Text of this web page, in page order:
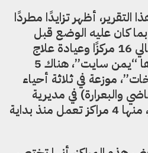
التقرير، أظهر تزايدًا مطردًا
كان عليه الوضع قبل
اندلاع الحرب. فمن إجمالي 16 مركزًا وعيادة علاج
بالقرآن والأعشاب رصدها “يمن سايت”، هناك 5
موزعة في ثلاثة أحياء
والبعرارة) في مديرية
المظفر وسط مدينة تعز، منها 4 مراكز تعمل منذ بداية